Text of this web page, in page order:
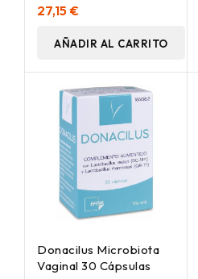
27,15 €
AÑADIR AL CARRITO
Donacilus Microbiota
Vaginal 30 Cápsulas